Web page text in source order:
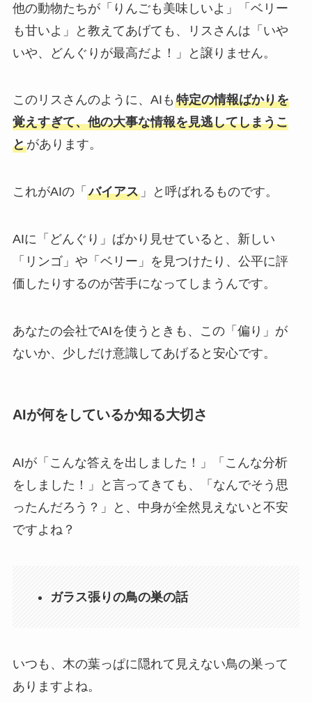
他の動物たちが「りんごも美味しいよ」「ベリー
も甘いよ」と教えてあげても、リスさんは「いや
いや、どんぐりが最高だよ！」と譲りません。
このリスさんのように、AIも 特定の情報ばかりを
覚えすぎて、他の大事な情報を見逃してしまうこ
とがあります。
これがAIの「 バイアス」と呼ばれるものです。
AIに「どんぐり」ばかり見せていると、新しい
「リンゴ」や「ベリー」を見つけたり、公平に評
価したりするのが苦手になってしまうんです。
あなたの会社でAIを使うときも、この「偏り」が
ないか、少しだけ意識してあげると安心です。
AIが何をしているか知る大切さ
AIが「こんな答えを出しました！」「こんな分析
をしました！」と言ってきても、「なんでそう思
ったんだろう？」と、中身が全然見えないと不安
ですよね？
ガラス張りの鳥の巣の話
いつも、木の葉っぱに隠れて見えない鳥の巣って
ありますよね。